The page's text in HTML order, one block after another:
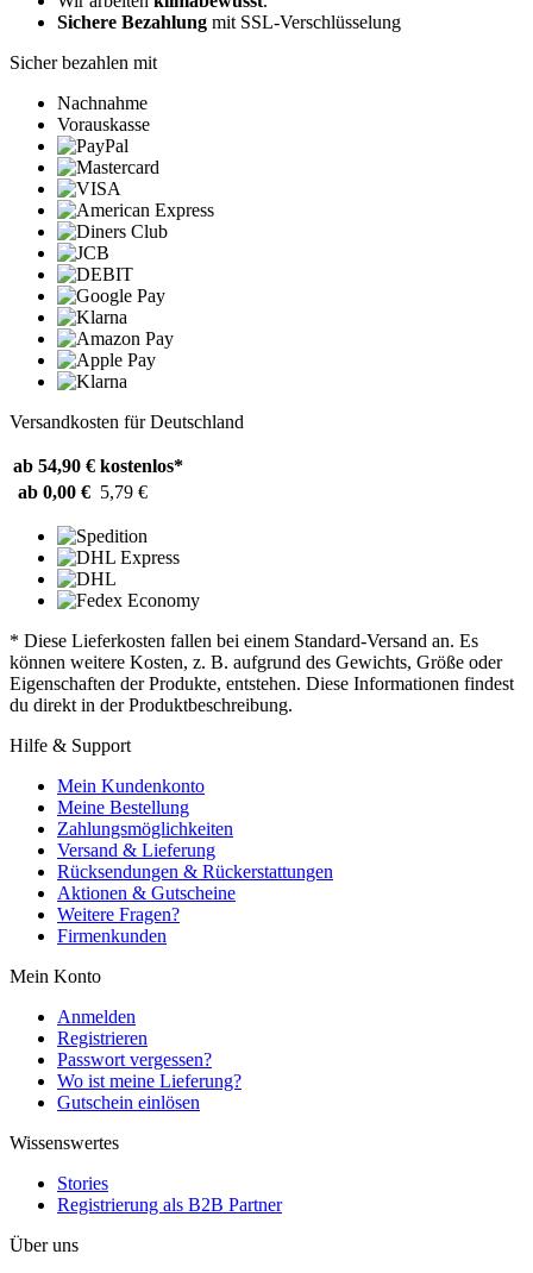
Sichere Bezahlung mit SSL-Verschlüsselung
Sicher bezahlen mit
Nachnahme
Vorauskasse
Versandkosten für Deutschland
ab 54,90 € kostenlos*
ab 0,00 € 5,79 €
* Diese Lieferkosten fallen bei einem Standard-Versand an. Es
können weitere Kosten, z. B. aufgrund des Gewichts, Größe oder
Eigenschaften der Produkte, entstehen. Diese Informationen findest
du direkt in der Produktbeschreibung.
Hilfe & Support
Mein Kundenkonto
Meine Bestellung
Zahlungsmöglichkeiten
Versand & Lieferung
Rücksendungen & Rückerstattungen
Aktionen & Gutscheine
Weitere Fragen?
Firmenkunden
Mein Konto
Anmelden
Registrieren
Passwort vergessen?
Wo ist meine Lieferung?
Gutschein einlösen
Wissenswertes
Stories
Registrierung als B2B Partner
Über uns